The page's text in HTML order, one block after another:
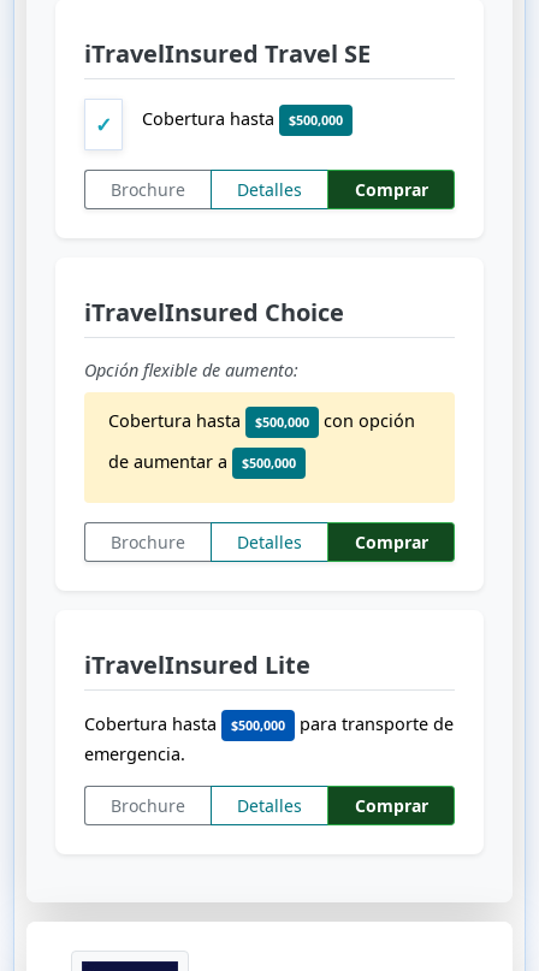
iTravelInsured Travel SE
✓ Cobertura hasta $500,000
Brochure Detalles Comprar
iTravelInsured Choice
Opción flexible de aumento:
Cobertura hasta $500,000
con opción
de aumentar a
$500,000
Brochure Detalles Comprar
iTravelInsured Lite
Cobertura hasta $500,000
para transporte de
emergencia.
Brochure Detalles Comprar